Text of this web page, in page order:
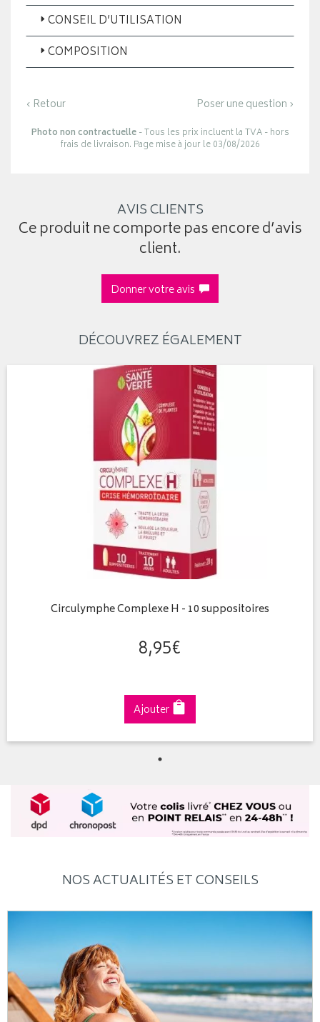
CONSEIL D’UTILISATION
COMPOSITION
‹ Retour Poser une question ›
Photo non contractuelle- Tous les prix incluent la TVA - hors
frais de livraison. Page mise à jour le 03/08/2026
AVIS CLIENTS
Ce produit ne comporte pas encore d’avis
client.
Donner votre avis
DÉCOUVREZ ÉGALEMENT
Circulymphe Complexe H - 10 suppositoires
8,95€
Ajouter
NOS ACTUALITÉS ET CONSEILS